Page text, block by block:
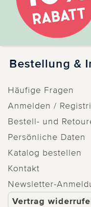
Bestellung &
Häufige Fragen
Anmelden /
Bestell- und
Persönliche Daten
Katalog bestellen
Kontakt
Newsletter-
Vertrag